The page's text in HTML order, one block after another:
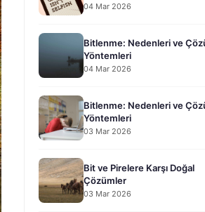
04 Mar 2026
Bitlenme: Nedenleri ve
Yöntemleri
04 Mar 2026
Bitlenme: Nedenleri ve
Yöntemleri
03 Mar 2026
Bit ve Pirelere Karşı Doğal
Çözümler
03 Mar 2026